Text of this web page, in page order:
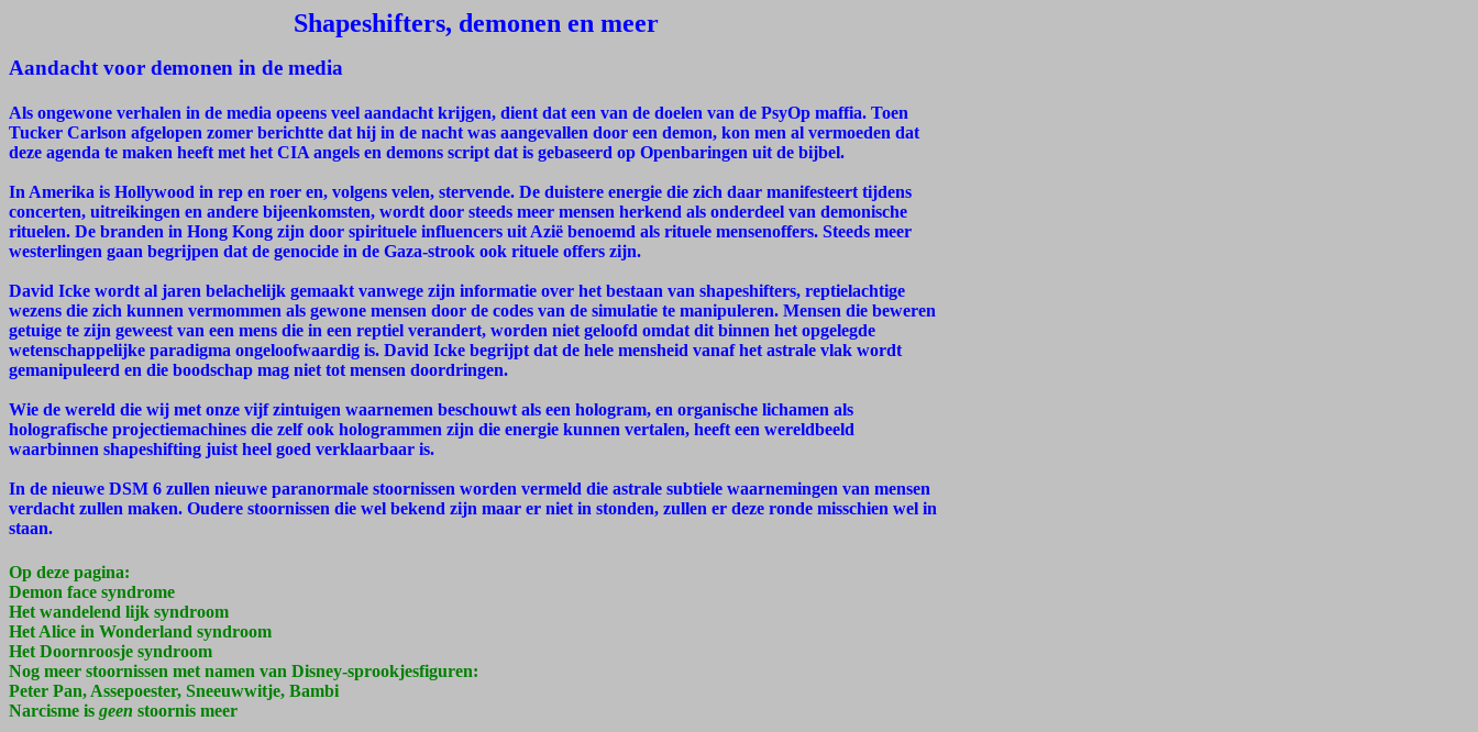
Shapeshifters, demonen en meer
Aandacht voor demonen in de media
Als ongewone verhalen in de media opeens veel aandacht krijgen, dient dat een van de doelen van de PsyOp maffia. Toen
Tucker Carlson afgelopen zomer berichtte dat hij in de nacht was aangevallen door een demon, kon men al vermoeden dat
deze agenda te maken heeft met het CIA angels en demons script dat is gebaseerd op Openbaringen uit de bijbel.
In Amerika is Hollywood in rep en roer en, volgens velen, stervende. De duistere energie die zich daar manifesteert tijdens
concerten, uitreikingen en andere bijeenkomsten, wordt door steeds meer mensen herkend als onderdeel van demonische
rituelen. De branden in Hong Kong zijn door spirituele influencers uit Azië benoemd als rituele mensenoffers. Steeds meer
westerlingen gaan begrijpen dat de genocide in de Gaza-strook ook rituele offers zijn.
David Icke wordt al jaren belachelijk gemaakt vanwege zijn informatie over het bestaan van shapeshifters, reptielachtige
wezens die zich kunnen vermommen als gewone mensen door de codes van de simulatie te manipuleren. Mensen die beweren
getuige te zijn geweest van een mens die in een reptiel verandert, worden niet geloofd omdat dit binnen het opgelegde
wetenschappelijke paradigma ongeloofwaardig is. David Icke begrijpt dat de hele mensheid vanaf het astrale vlak wordt
gemanipuleerd en die boodschap mag niet tot mensen doordringen.
Wie de wereld die wij met onze vijf zintuigen waarnemen beschouwt als een hologram, en organische lichamen als
holografische projectiemachines die zelf ook hologrammen zijn die energie kunnen vertalen, heeft een wereldbeeld
waarbinnen shapeshifting juist heel goed verklaarbaar is.
In de nieuwe DSM 6 zullen nieuwe paranormale stoornissen worden vermeld die astrale subtiele waarnemingen van mensen
verdacht zullen maken. Oudere stoornissen die wel bekend zijn maar er niet in stonden, zullen er deze ronde misschien wel in
staan.
Op deze pagina:
Demon face syndrome
Het wandelend lijk syndroom
Het Alice in Wonderland syndroom
Het Doornroosje syndroom
Nog meer stoornissen met namen van Disney-sprookjesfiguren:
Peter Pan, Assepoester, Sneeuwwitje, Bambi
Narcisme is geen stoornis meer